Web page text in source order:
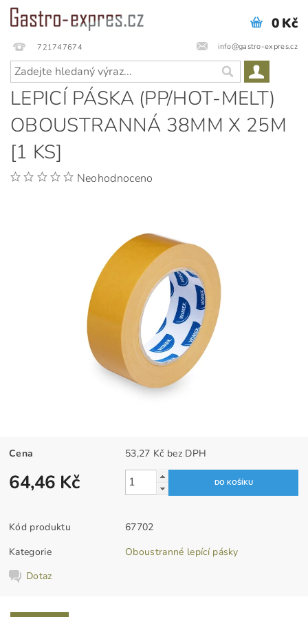
721747674 info@gastro-expres.cz
0 Kč
LEPICÍ PÁSKA (PP/HOT-MELT)
OBOUSTRANNÁ 38MM X 25M
[1 KS]
Neohodnoceno
Cena 53,27 Kč bez DPH
64,46 Kč
Kód produktu
67702
Kategorie
Oboustranné lepící pásky
Dotaz